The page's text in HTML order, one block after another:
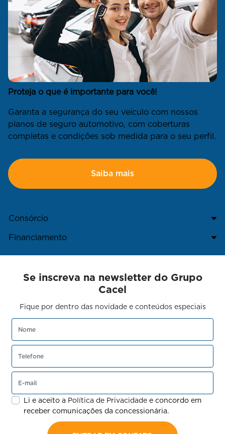
Proteja o que é importante para você!
Garanta a segurança do seu veículo com nossos
planos de seguro automotivo, com coberturas
completas e condições sob medida para o seu perfil.
Saiba mais
Consórcio
Financiamento
Se inscreva na newsletter do Grupo
Cacel
Fique por dentro das novidade e conteúdos especiais
Li e aceito a Política de Privacidade e concordo em
receber comunicações da concessionária.